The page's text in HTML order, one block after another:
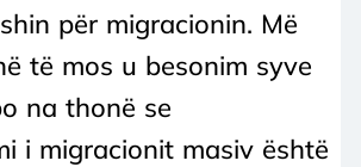
për migracionin. Më
të mos u besonim syve
na thonë se
i migracionit masiv është